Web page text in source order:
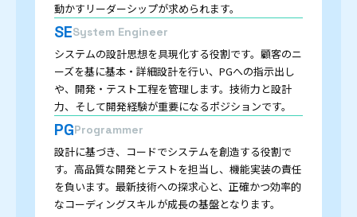
動かすリーダーシップが求められます。
SESystem Engineer
システムの設計思想を具現化する役割です。顧客のニ
ーズを基に基本・詳細設計を行い、PGへの指示出し
や、開発・テスト工程を管理します。技術力と設計
力、そして開発経験が重要になるポジションです。
PGProgrammer
設計に基づき、コードでシステムを創造する役割で
す。高品質な開発とテストを担当し、機能実装の責任
を負います。最新技術への探求心と、正確かつ効率的
なコーディングスキルが成長の基盤となります。